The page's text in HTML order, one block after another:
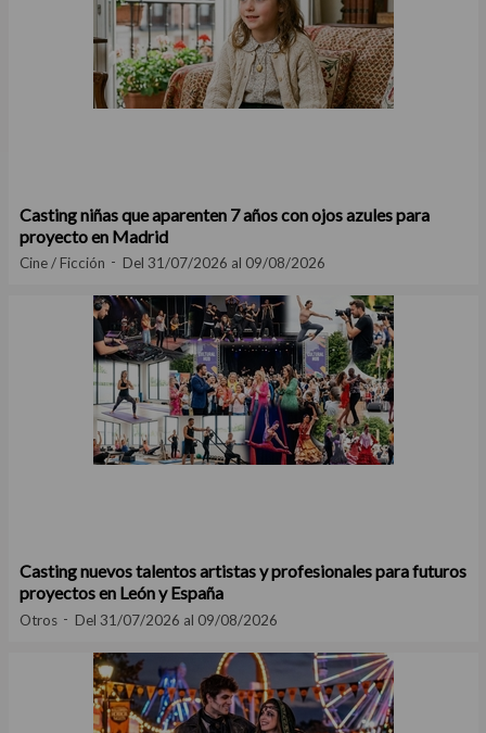
Casting niñas que aparenten 7 años con ojos azules para
proyecto en Madrid
Cine / Ficción Del 31/07/2026 al 09/08/2026
Casting nuevos talentos artistas y profesionales para futuros
proyectos en León y España
Otros Del 31/07/2026 al 09/08/2026